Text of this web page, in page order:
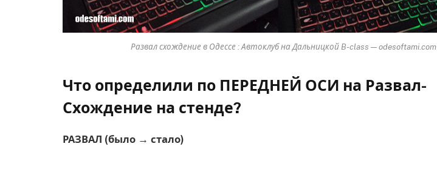
Развал схождение в Одессе : Автоклуб на Дальницкой B-class — odesoftami.com
Что определили по ПЕРЕДНЕЙ ОСИ на Развал-
Схождение на стенде?
РАЗВАЛ (было → стало)